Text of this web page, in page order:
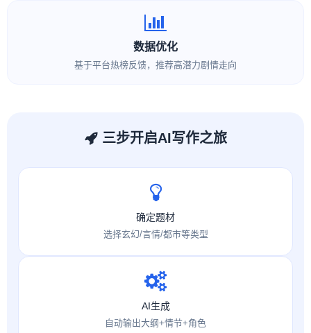
数据优化
基于平台热榜反馈，推荐高潜力剧情走向
三步开启AI写作之旅
确定题材
选择玄幻/言情/都市等类型
AI生成
自动输出大纲+情节+角色